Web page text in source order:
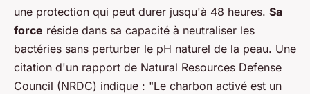
une protection qui peut durer jusqu'à 48 heures. Sa
force réside dans sa capacité à neutraliser les
bactéries sans perturber le pH naturel de la peau. Une
citation d'un rapport de Natural Resources Defense
Council (NRDC) indique : "Le charbon activé est un